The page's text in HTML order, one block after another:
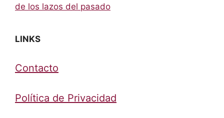
de los lazos del pasado
LINKS
Contacto
Política de Privacidad